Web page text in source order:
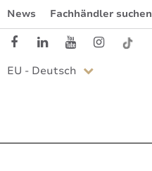
News Fachhändler suchen
EU - Deutsch